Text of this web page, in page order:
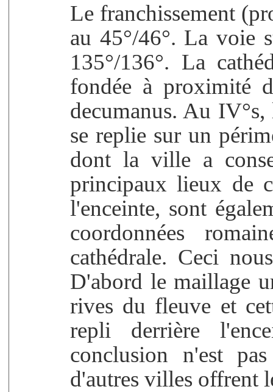
Le franchissement
au 45°/46°. La voie
135°/136°. La
fondée à proximité
decumanus. Au
se replie sur un
dont la ville a
principaux lieux de
l'enceinte, sont
coordonnées
cathédrale. Ceci
D'abord le maillage
rives du fleuve et
repli derrière
conclusion n'est
d'autres villes offrent